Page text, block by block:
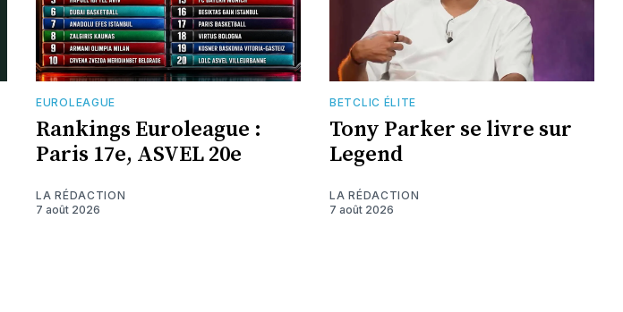
EUROLEAGUE
Rankings Euroleague :
Paris 17e, ASVEL 20e
LA RÉDACTION
7 août 2026
BETCLIC ÉLITE
Tony Parker se livre sur
Legend
LA RÉDACTION
7 août 2026